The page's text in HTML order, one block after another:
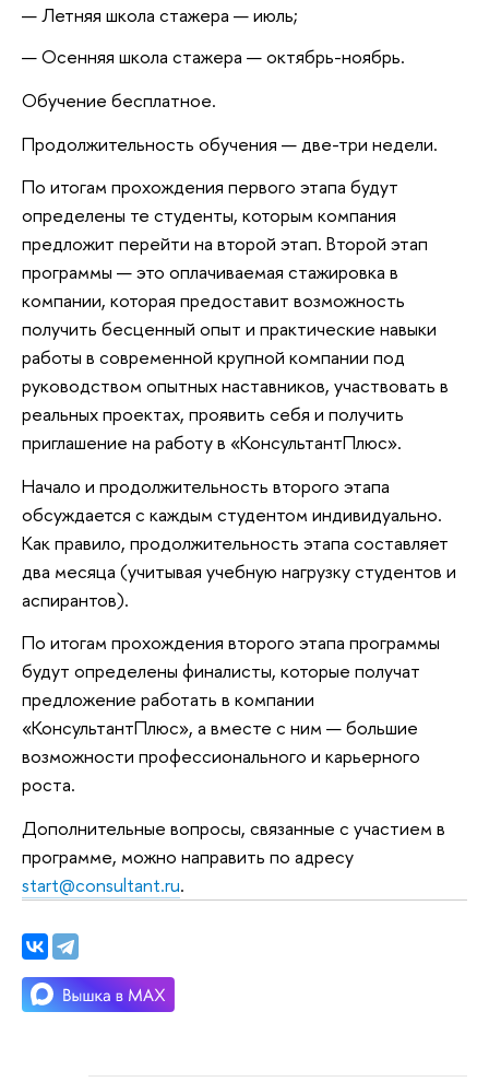
Летняя школа стажера — июль;
Осенняя школа стажера — октябрь-ноябрь.
Обучение бесплатное.
Продолжительность обучения — две-три недели.
По итогам прохождения первого этапа будут
определены те студенты, которым компания
предложит перейти на второй этап. Второй этап
программы — это оплачиваемая стажировка в
компании, которая предоставит возможность
получить бесценный опыт и практические навыки
работы в современной крупной компании под
руководством опытных наставников, участвовать в
реальных проектах, проявить себя и получить
приглашение на работу в «КонсультантПлюс».
Начало и продолжительность второго этапа
обсуждается с каждым студентом индивидуально.
Как правило, продолжительность этапа составляет
два месяца (учитывая учебную нагрузку студентов и
аспирантов).
По итогам прохождения второго этапа программы
будут определены финалисты, которые получат
предложение работать в компании
«КонсультантПлюс», а вместе с ним — большие
возможности профессионального и карьерного
роста.
Дополнительные вопросы, связанные с участием в
программе, можно направить по адресу
start@consultant.ru.